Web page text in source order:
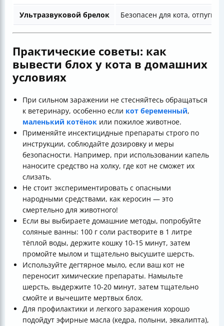
Ультразвуковой брелок Безопасен для кота,
Практические советы: как
вывести блох у кота в домашних
условиях
При сильном заражении не стесняйтесь обращаться
к ветеринару, особенно если кот беременный,
маленький котёнок или пожилое животное.
Применяйте инсектицидные препараты строго по
инструкции, соблюдайте дозировку и меры
безопасности. Например, при использовании капель
наносите средство на холку, где кот не сможет их
слизать.
Не стоит экспериментировать с опасными
народными средствами, как керосин — это
смертельно для животного!
Если вы выбираете домашние методы, попробуйте
соляные ванны: 100 г соли растворите в 1 литре
тёплой воды, держите кошку 10-15 минут, затем
промойте мылом и тщательно высушите шерсть.
Используйте дегтярное мыло, если ваш кот не
переносит химические препараты. Намыльте
шерсть, выдержите 10-20 минут, затем тщательно
смойте и вычешите мертвых блох.
Для профилактики и легкого заражения хорошо
подойдут эфирные масла (кедра, полыни, эвкалипта),